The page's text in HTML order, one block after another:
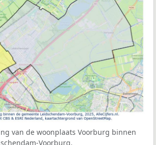
van de woonplaats Voorburg binnen
Voorburg.